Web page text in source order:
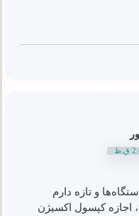
و تازه دارم
اجازه کپسول اکسیژن